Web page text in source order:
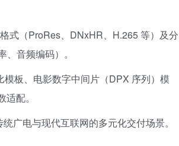
式（ProRes、DNxHR、H.265 等）及分
音频编码）。
板、电影数字中间片（DPX 序列）模
配。
广电与现代互联网的多元化交付场景。